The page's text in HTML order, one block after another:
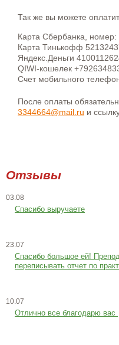
Так же вы можете
Карта Сбербанка,
Карта Тинькофф
Яндекс.Деньги
QIWI-кошелек
Счет мобильного
После оплаты
3344664@mail.ru и
Отзывы
03.08
Спасибо выручаете
23.07
Cпасибо большое ей!
переписывать отчет по
10.07
Отлично все благодарю вас